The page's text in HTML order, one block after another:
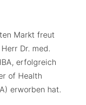
Markt freut
Dr. med.
erfolgreich
of Health
erworben hat.